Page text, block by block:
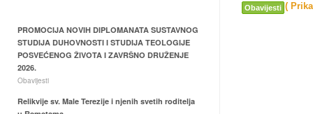
Obavijesti (
PROMOCIJA NOVIH DIPLOMANATA SUSTAVNOG
STUDIJA DUHOVNOSTI I STUDIJA TEOLOGIJE
POSVEĆENOG ŽIVOTA I ZAVRŠNO DRUŽENJE
2026.
Obavijesti
Relikvije sv. Male Terezije i njenih svetih roditelja